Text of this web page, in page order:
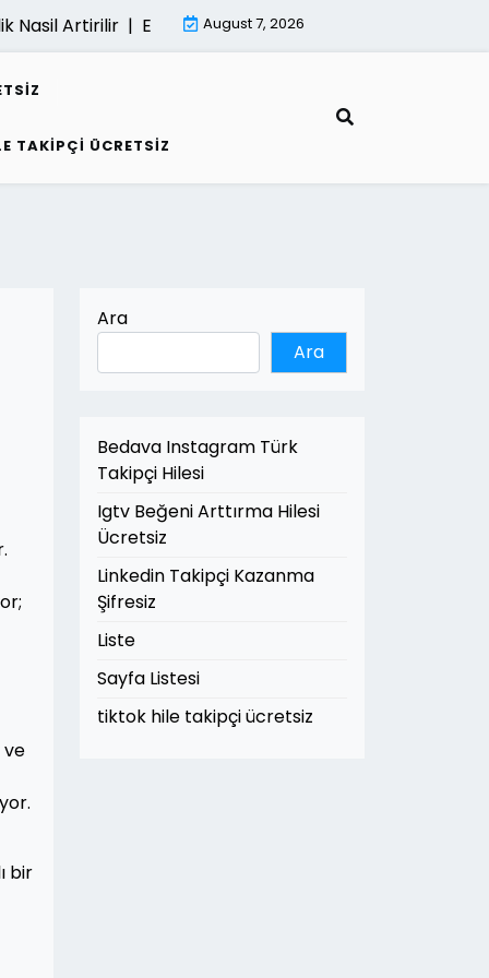
Artirilir |E Fatura İle Kârlilik Nasil Artirilir |
August 7, 2026
TAKIPÇI ÜCRETSIZ
ve
bir
Ara
Ara
Bedava Instagram Türk
Takipçi Hilesi
Igtv Beğeni Arttırma Hilesi
Ücretsiz
Linkedin Takipçi Kazanma
Şifresiz
Liste
Sayfa Listesi
tiktok hile takipçi ücretsiz